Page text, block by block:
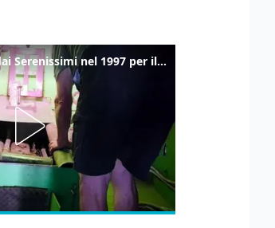
Ecco il tanko usato dai Serenissimi nel 1997 per il blitz a San Marco